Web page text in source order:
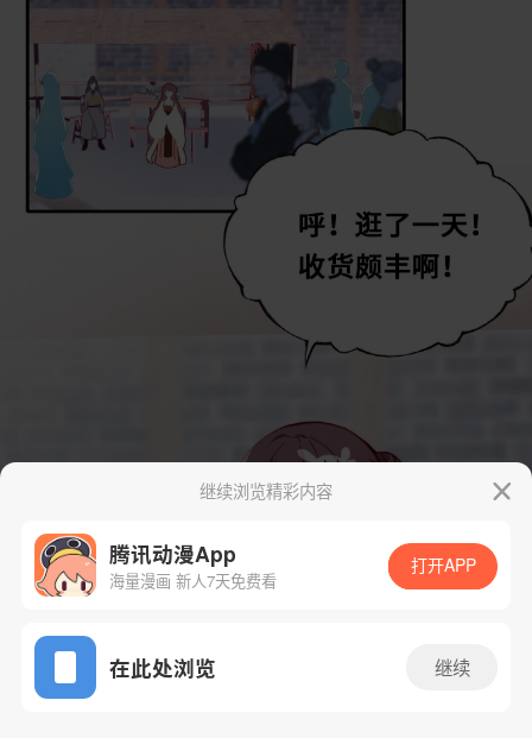
App免费看
继续浏览精彩内容
腾讯动漫App
海量漫画 新人7天免费看
打开APP
在此处浏览 继续